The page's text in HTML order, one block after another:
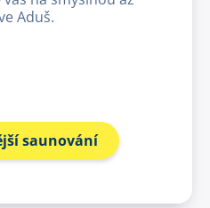
Aduš.
saunování